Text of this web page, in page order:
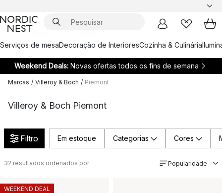
Serviços de mesaDecoração de InterioresCozinha & Culinária
Weekend Deals: Novas ofertas todos os fins de semana
Marcas / Villeroy & Boch / Piemont
Villeroy & Boch Piemont
Filtro Em estoque Categorias Cores
32 resultados ordenados por Popularidade
WEEKEND DEAL